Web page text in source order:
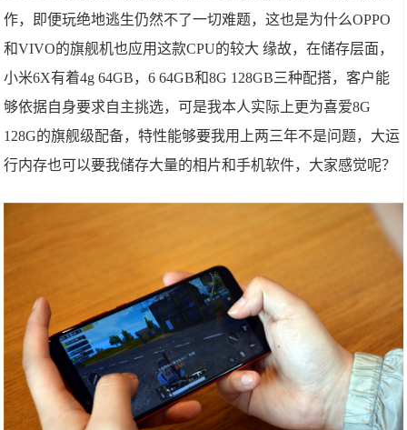
作，即便玩绝地逃生仍然不了一切难题，这也是为什么OPPO
和VIVO的旗舰机也应用这款CPU的较大 缘故，在储存层面，
小米6X有着4g 64GB，6 64GB和8G 128GB三种配搭，客户能
够依据自身要求自主挑选，可是我本人实际上更为喜爱8G
128G的旗舰级配备，特性能够要我用上两三年不是问题，大运
行内存也可以要我储存大量的相片和手机软件，大家感觉呢？